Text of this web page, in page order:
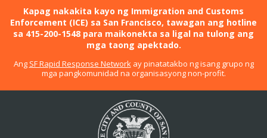
Kapag nakakita kayo ng Immigration and Customs
Enforcement (ICE) sa San Francisco, tawagan ang hotline
sa 415-200-1548 para maikonekta sa ligal na tulong ang
mga taong apektado.
Ang SF Rapid Response Networkay pinatatakbo ng isang grupo ng
mga pangkomunidad na organisasyong non-profit.